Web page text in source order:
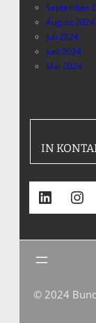
September
August 2024
Juli 2024
Juni 2024
Mai 2024
IN
LinkedIn Instagram
© 2024